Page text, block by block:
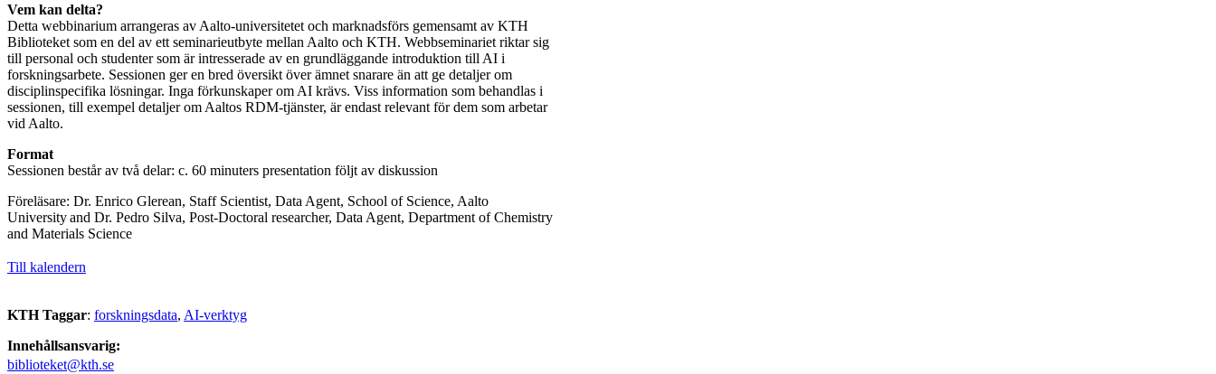
Vem kan delta?
Detta webbinarium arrangeras av Aalto-universitetet och marknadsförs gemensamt av KTH
Biblioteket som en del av ett seminarieutbyte mellan Aalto och KTH. Webbseminariet riktar sig
till personal och studenter som är intresserade av en grundläggande introduktion till AI i
forskningsarbete. Sessionen ger en bred översikt över ämnet snarare än att ge detaljer om
disciplinspecifika lösningar. Inga förkunskaper om AI krävs. Viss information som behandlas i
sessionen, till exempel detaljer om Aaltos RDM-tjänster, är endast relevant för dem som arbetar
vid Aalto.
Format
Sessionen består av två delar: c. 60 minuters presentation följt av diskussion
Föreläsare: Dr. Enrico Glerean, Staff Scientist, Data Agent, School of Science, Aalto
University and Dr. Pedro Silva, Post-Doctoral researcher, Data Agent, Department of Chemistry
and Materials Science
Till kalendern
KTH Taggar: forskningsdata AI-verktyg
Innehållsansvarig:
biblioteket@kth.se